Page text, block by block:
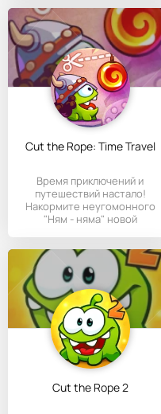
Cut the Rope: Time Travel
Время приключений и
путешествий настало!
Накормите неугомонного
"Ням - няма" новой
Cut the Rope 2